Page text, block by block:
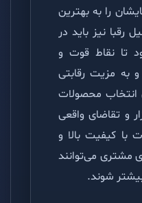
را به بهترین
رقبا نیز باید در
تا نقاط قوت و
به مزیت رقابتی
محصولات
و تقاضای واقعی
با کیفیت بالا و
مشتری می‌توانند
شوند.